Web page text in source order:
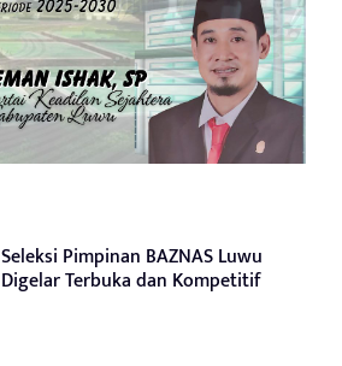
Seleksi Pimpinan BAZNAS Luwu
Digelar Terbuka dan Kompetitif